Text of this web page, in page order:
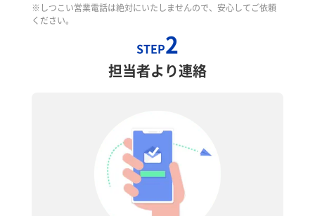
※しつこい営業電話は絶対にいたしませんので、安心してご依頼
ください。
STEP2
担当者より連絡